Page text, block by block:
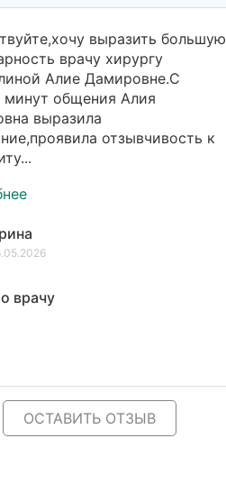
выразить большую
врачу хирургу
Алие Дамировне.С
минут общения Алия
выразила
отзывчивость к
врачу
ОСТАВИТЬ ОТЗЫВ